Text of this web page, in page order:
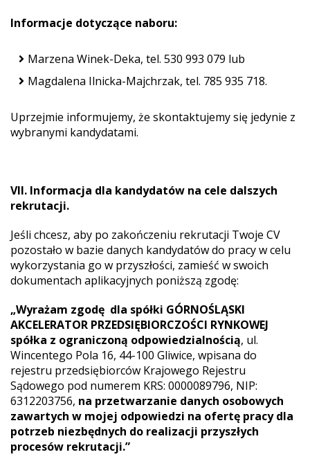
Informacje dotyczące naboru:
Marzena Winek-Deka, tel. 530 993 079 lub
Magdalena Ilnicka-Majchrzak, tel. 785 935 718.
Uprzejmie informujemy, że skontaktujemy się jedynie z
wybranymi kandydatami.
VII. Informacja dla kandydatów na cele dalszych
rekrutacji.
Jeśli chcesz, aby po zakończeniu rekrutacji Twoje CV
pozostało w bazie danych kandydatów do pracy w celu
wykorzystania go w przyszłości, zamieść w swoich
dokumentach aplikacyjnych poniższą zgodę:
„Wyrażam zgodę dla spółki GÓRNOŚLĄSKI
AKCELERATOR PRZEDSIĘBIORCZOŚCI RYNKOWEJ
spółka z ograniczoną odpowiedzialnością, ul.
Wincentego Pola 16, 44-100 Gliwice, wpisana do
rejestru przedsiębiorców Krajowego Rejestru
Sądowego pod numerem KRS: 0000089796, NIP:
6312203756, na przetwarzanie danych osobowych
zawartych w mojej odpowiedzi na ofertę pracy dla
potrzeb niezbędnych do realizacji przyszłych
procesów rekrutacji.”